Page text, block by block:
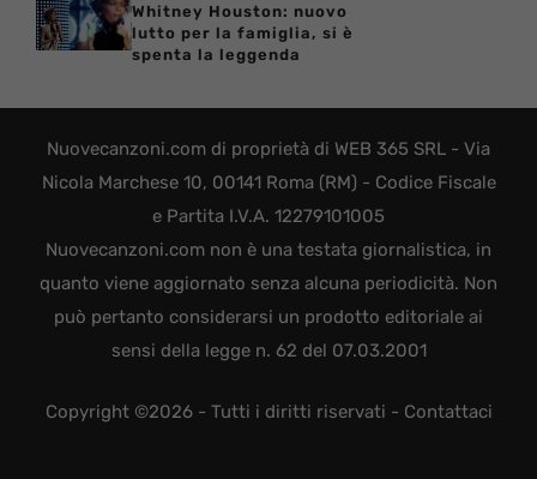
Whitney Houston: nuovo
lutto per la famiglia, si è
spenta la leggenda
Nuovecanzoni.com di proprietà di WEB 365 SRL - Via
Nicola Marchese 10, 00141 Roma (RM) - Codice Fiscale
e Partita I.V.A. 12279101005
Nuovecanzoni.com non è una testata giornalistica, in
quanto viene aggiornato senza alcuna periodicità. Non
può pertanto considerarsi un prodotto editoriale ai
sensi della legge n. 62 del 07.03.2001
Copyright ©2026 - Tutti i diritti riservati - Contattaci